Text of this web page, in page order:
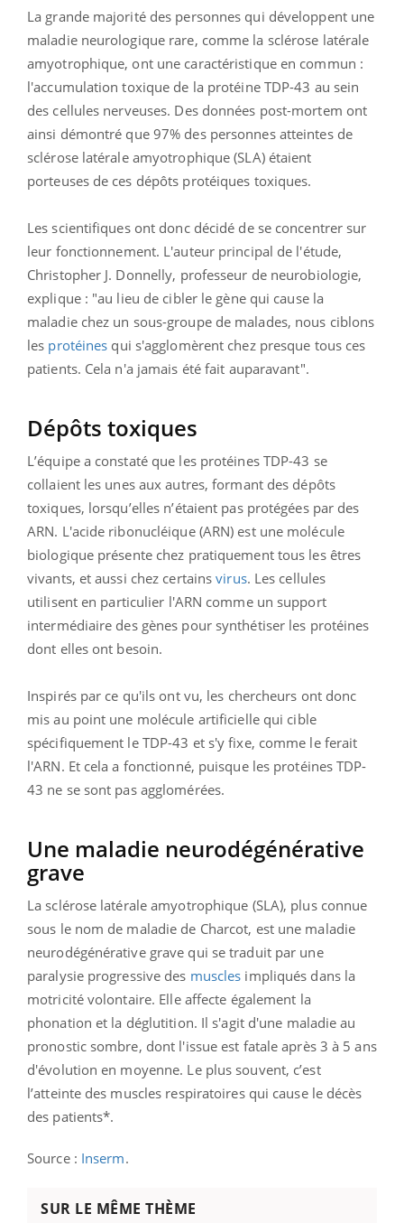
La grande majorité des personnes qui développent une
maladie neurologique rare, comme la sclérose latérale
amyotrophique, ont une caractéristique en commun :
l'accumulation toxique de la protéine TDP-43 au sein
des cellules nerveuses. Des données post-mortem ont
ainsi démontré que 97% des personnes atteintes de
sclérose latérale amyotrophique (SLA) étaient
porteuses de ces dépôts protéiques toxiques.
Les scientifiques ont donc décidé de se concentrer sur
leur fonctionnement. L'auteur principal de l'étude,
Christopher J. Donnelly, professeur de neurobiologie,
explique : "au lieu de cibler le gène qui cause la
maladie chez un sous-groupe de malades, nous ciblons
les protéines qui s'agglomèrent chez presque tous ces
patients. Cela n'a jamais été fait auparavant".
Dépôts toxiques
L’équipe a constaté que les protéines TDP-43 se
collaient les unes aux autres, formant des dépôts
toxiques, lorsqu’elles n’étaient pas protégées par des
ARN. L'acide ribonucléique (ARN) est une molécule
biologique présente chez pratiquement tous les êtres
vivants, et aussi chez certainsvirus. Les cellules
utilisent en particulier l'ARN comme un support
intermédiaire des gènes pour synthétiser les protéines
dont elles ont besoin.
Inspirés par ce qu'ils ont vu, les chercheurs ont donc
mis au point une molécule artificielle qui cible
spécifiquement le TDP-43 et s'y fixe, comme le ferait
l'ARN. Et cela a fonctionné, puisque les protéines TDP-
43 ne se sont pas agglomérées.
Une maladie neurodégénérative
grave
La sclérose latérale amyotrophique (SLA), plus connue
sous le nom de maladie de Charcot, est une maladie
neurodégénérative grave qui se traduit par une
paralysie progressive des muscles impliqués dans la
motricité volontaire. Elle affecte également la
phonation et la déglutition. Il s'agit d'une maladie au
pronostic sombre, dont l'issue est fatale après 3 à 5 ans
d'évolution en moyenne. Le plus souvent, c’est
l’atteinte des muscles respiratoires qui cause le décès
des patients*.
Source : Inserm.
SUR LE MÊME THÈME